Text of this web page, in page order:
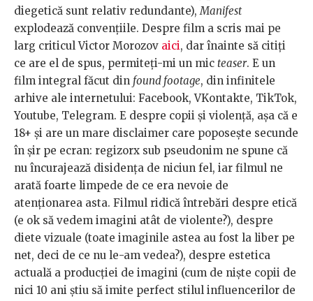
diegetică sunt relativ redundante),Manifest
explodează convențiile. Despre film a scris mai pe
larg criticul Victor Morozov aici, dar înainte să citiți
ce are el de spus, permiteți-mi un mic teaser. E un
film integral făcut din found footage, din infinitele
arhive ale internetului: Facebook, VKontakte, TikTok,
Youtube, Telegram. E despre copii și violență, așa că e
18+ și are un mare disclaimer care poposește secunde
în șir pe ecran: regizorx sub pseudonim ne spune că
nu încurajează disidența de niciun fel, iar filmul ne
arată foarte limpede de ce era nevoie de
atenționarea asta. Filmul ridică întrebări despre etică
(e ok să vedem imagini atât de violente?), despre
diete vizuale (toate imaginile astea au fost la liber pe
net, deci de ce nu le-am vedea?), despre estetica
actuală a producției de imagini (cum de niște copii de
nici 10 ani știu să imite perfect stilul influencerilor de